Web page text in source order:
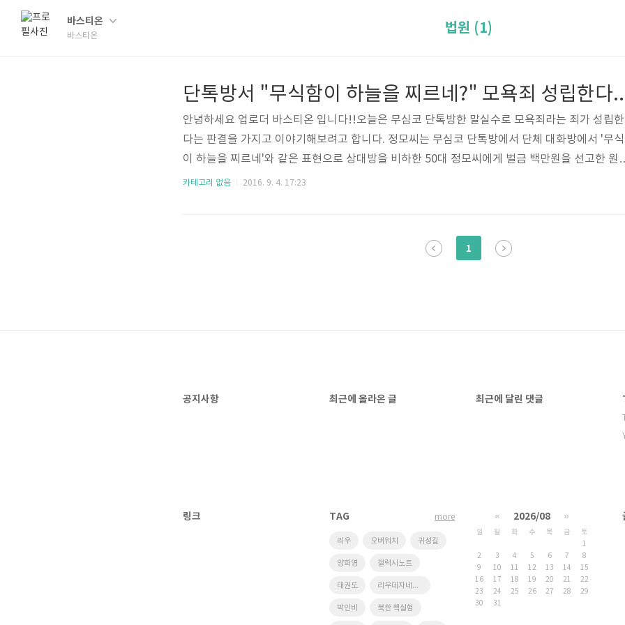
바스티온
바스티온 법원 (1)
단톡방서 "무식함이 하늘을 찌
안녕하세요 업로더 바스티온 입니다!!오늘은 무심코 단톡방한 말실수로 모욕죄라는 죄가 성립한
다는 판결을 가지고 이야기해보려고 합니다. 정모씨는 무심코 단톡방에서 단체 대화방에서 '무식
이 하늘을 찌르네'와 같은 표현으로 상대방을 비하한 50대 정모씨에게 벌금 백만원을 선고한 원
을 확정했다고 대법원이 밝혔습니다.앞서 정모씨는 '무식이 하늘을 찌르네', '눈은 장식품이야' '무
섞인 메시지를 보냈습니다 재판부는 "적법하게 채택한 증거들에 비춰보면 공소사실을 유죄로 인
정한 원심의 판단은 정당하다"고 밝혔습니다. 1심은 "..
카테고리 없음 2016. 9. 4. 17:23
1
공지사항 최근에 올라온 글 최근에 달린 댓글
링크 TAG
리우 오버워치 귀성길
양희영 갤럭시노트
태권도 리우데자네이루
박인비 북한 핵실험
more « 2026/08 »
일 월 화 수 목 금
토
1
2
3 4 5 6 7
8
9
10 11 12 13 14
15
16
17 18 19 20 21
22
23
24 25 26 27 28
29
30
31